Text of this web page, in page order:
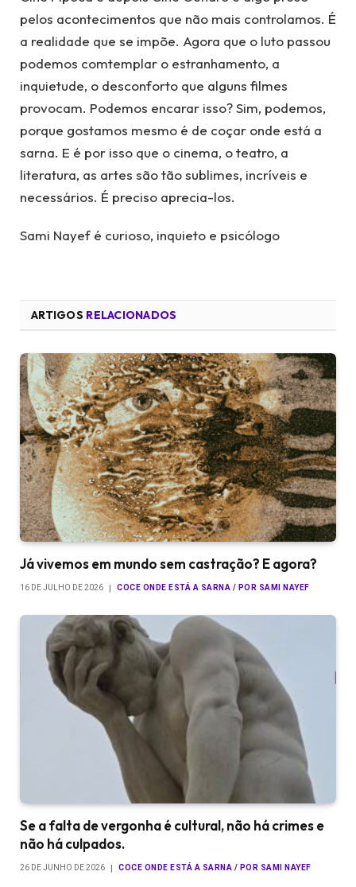
pelos acontecimentos que não mais controlamos. É
a realidade que se impõe. Agora que o luto passou
podemos comtemplar o estranhamento, a
inquietude, o desconforto que alguns filmes
provocam. Podemos encarar isso? Sim, podemos,
porque gostamos mesmo é de coçar onde está a
sarna. E é por isso que o cinema, o teatro, a
literatura, as artes são tão sublimes, incríveis e
necessários. É preciso aprecia-los.
Sami Nayef é curioso, inquieto e psicólogo
ARTIGOS RELACIONADOS
Já vivemos em mundo sem castração? E agora?
16 DE JULHO DE 2026 COCE ONDE ESTÁ A SARNA / POR SAMI NAYEF
Se a falta de vergonha é cultural, não há crimes e
não há culpados.
26 DE JUNHO DE 2026 COCE ONDE ESTÁ A SARNA / POR SAMI NAYEF